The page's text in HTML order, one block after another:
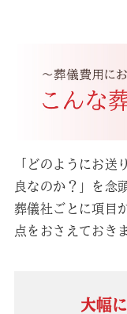
「どのようにお送
良なのか？」を念
葬儀社ごとに項目
点をおさえておき
大幅